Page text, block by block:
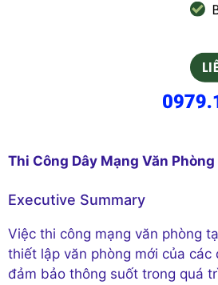
Thi Công Dây Mạng Văn Phòng
Executive Summary
Việc thi công mạng văn phòng
thiết lập văn phòng mới của
đảm bảo thông suốt trong quá